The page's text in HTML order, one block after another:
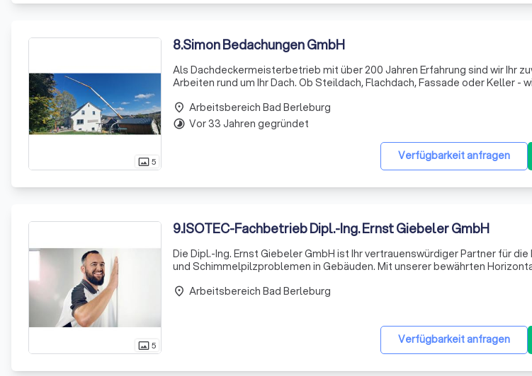
photo_size_select_actual5
8.Simon Bedachungen GmbH
Als Dachdeckermeisterbetrieb mit über 200 Jahren Erfahrung sind wir Ihr
Arbeiten rund um Ihr Dach. Ob Steildach, Flachdach, Fassade oder Keller -
Verfügbarkeit anfragen
place Arbeitsbereich Bad Berleburg
timelapse Vor 33 Jahren gegründet
photo_size_select_actual5
9.ISOTEC-Fachbetrieb Dipl.-Ing. Ernst Giebeler GmbH
Die Dipl.-Ing. Ernst Giebeler GmbH ist Ihr vertrauenswürdiger Partner für
und Schimmelpilzproblemen in Gebäuden. Mit unserer bewährten
Verfügbarkeit anfragen
place Arbeitsbereich Bad Berleburg